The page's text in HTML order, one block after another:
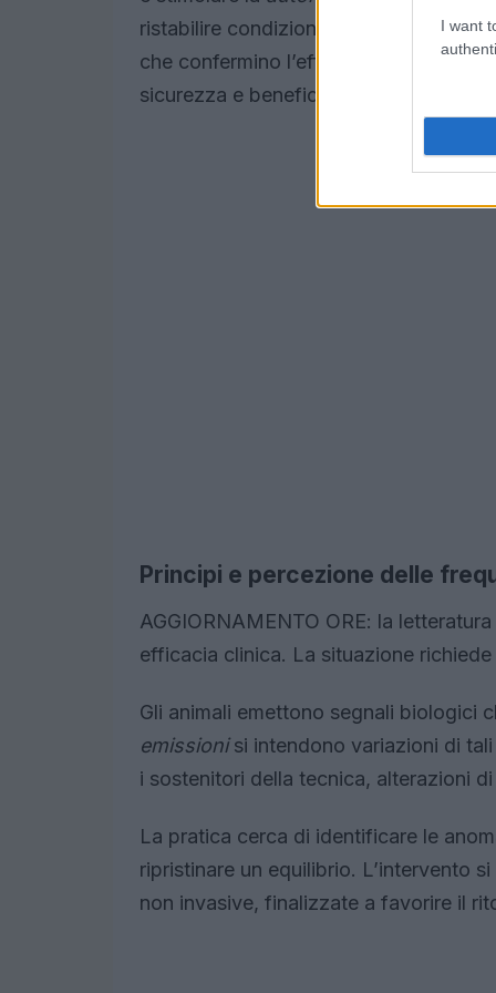
I want
ristabilire condizioni di equilibrio
che confermino l’efficacia clinica;
sicurezza e benefici.
Principi e percezione delle
AGGIORNAMENTO ORE: la
efficacia clinica. La situazione
Gli animali emettono segnali biologici
emissionisi intendono variazioni di
i sostenitori della tecnica, alterazioni
La pratica cerca di identificare le
ripristinare un equilibrio. L’intervento
non invasive, finalizzate a favorire il